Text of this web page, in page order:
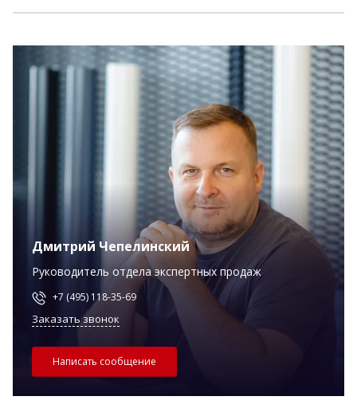
Дмитрий Чепелинский
Руководитель отдела экспертных продаж
+7 (495) 118-35-69
Заказать звонок
Написать сообщение